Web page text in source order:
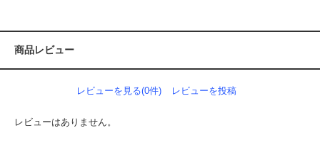
商品レビュー
レビューを見る(0件) レビューを投稿
レビューはありません。